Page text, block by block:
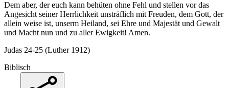
Dem aber, der euch kann behüten ohne Fehl und stellen vor das
Angesicht seiner Herrlichkeit unsträflich mit Freuden, dem Gott, der
allein weise ist, unserm Heiland, sei Ehre und Majestät und Gewalt
und Macht nun und zu aller Ewigkeit! Amen.
Judas 24-25 (Luther 1912)
Biblisch